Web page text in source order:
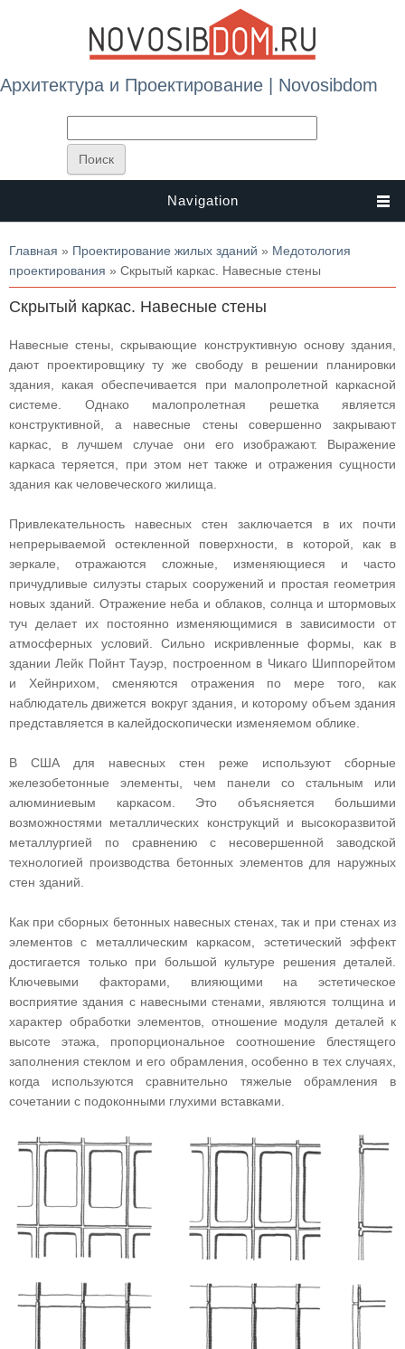
Архитектура и Проектирование | Novosibdom
Navigation
Вы здесь
Главная » Проектирование жилых зданий » Медотология
проектирования » Скрытый каркас. Навесные стены
Скрытый каркас. Навесные стены
Навесные стены, скрывающие конструктивную основу здания,
дают проектировщику ту же свободу в решении планировки
здания, какая обеспечивается при малопролетной каркасной
системе. Однако малопролетная решетка является
конструктивной, а навесные стены совершенно закрывают
каркас, в лучшем случае они его изображают. Выражение
каркаса теряется, при этом нет также и отражения сущности
здания как человеческого жилища.
Привлекательность навесных стен заключается в их почти
непрерываемой остекленной поверхности, в которой, как в
зеркале, отражаются сложные, изменяющиеся и часто
причудливые силуэты старых сооружений и простая геометрия
новых зданий. Отражение неба и облаков, солнца и штормовых
туч делает их постоянно изменяющимися в зависимости от
атмосферных условий. Сильно искривленные формы, как в
здании Лейк Пойнт Тауэр, построенном в Чикаго Шиппорейтом
и Хейнрихом, сменяются отражения по мере того, как
наблюдатель движется вокруг здания, и которому объем здания
представляется в калейдоскопически изменяемом облике.
В США для навесных стен реже используют сборные
железобетонные элементы, чем панели со стальным или
алюминиевым каркасом. Это объясняется большими
возможностями металлических конструкций и высокоразвитой
металлургией по сравнению с несовершенной заводской
технологией производства бетонных элементов для наружных
стен зданий.
Как при сборных бетонных навесных стенах, так и при стенах из
элементов с металлическим каркасом, эстетический эффект
достигается только при большой культуре решения деталей.
Ключевыми факторами, влияющими на эстетическое
восприятие здания с навесными стенами, являются толщина и
характер обработки элементов, отношение модуля деталей к
высоте этажа, пропорциональное соотношение блестящего
заполнения стеклом и его обрамления, особенно в тех случаях,
когда используются сравнительно тяжелые обрамления в
сочетании с подоконными глухими вставками.